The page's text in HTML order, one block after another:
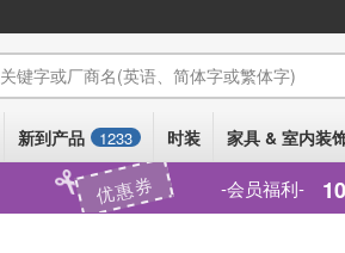
关键字或厂商名(英语、简体字或繁体字)
新到产品 1233 时装 家具 & 室内装
优惠券 会员福利